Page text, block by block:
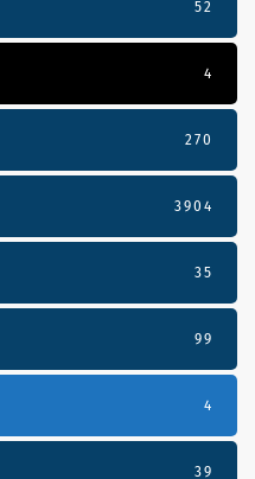
52
4
270
3904
35
99
4
39